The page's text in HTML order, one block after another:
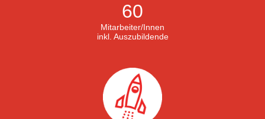
60
Mitarbeiter/Innen
inkl. Auszubildende